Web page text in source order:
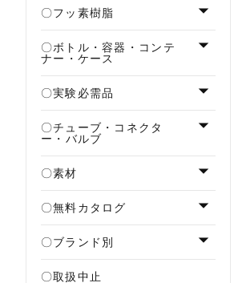
フッ素樹脂
ボトル・容器・コンテ
ナー・ケース
実験必需品
チューブ・コネクタ
ー・バルブ
素材
無料カタログ
ブランド別
取扱中止